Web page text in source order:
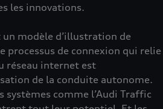
les innovations.
modèle d’illustration de
processus de connexion qui relie
réseau internet est
de la conduite autonome.
systèmes comme l’Audi Traffic